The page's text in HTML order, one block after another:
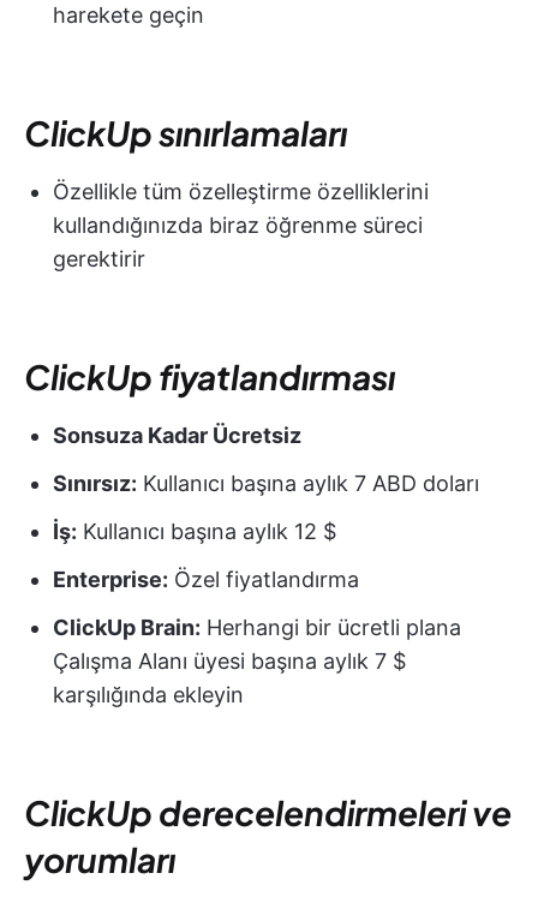
harekete geçin
ClickUp sınırlamaları
Özellikle tüm özelleştirme özelliklerini
kullandığınızda biraz öğrenme süreci
gerektirir
ClickUp fiyatlandırması
Sonsuza Kadar Ücretsiz
Sınırsız: Kullanıcı başına aylık 7 ABD doları
İş: Kullanıcı başına aylık 12 $
Enterprise: Özel fiyatlandırma
ClickUp Brain: Herhangi bir ücretli plana
Çalışma Alanı üyesi başına aylık 7 $
karşılığında ekleyin
ClickUp derecelendirmeleri ve
yorumları